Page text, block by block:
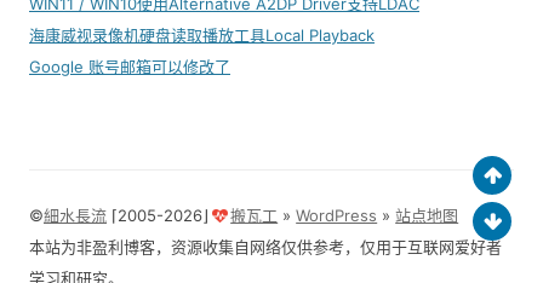
海康威视录像机硬盘读取播放工具Local Playback
Google 账号邮箱可以修改了
©細水長流 ⌈2005-2026⌋ 搬瓦工 »WordPress »站点地图
本站为非盈利博客，资源收集自网络仅供参考，仅用于互联网爱好者
学习和研究。